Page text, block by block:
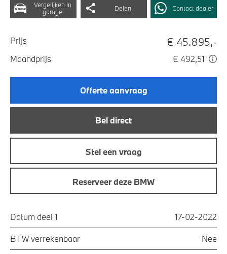
Vergelijken in
garage
Delen Contact dealer
Prijs € 45.895,-
Maandprijs € 492,51
Offerte aanvraag
Bel direct
Stel een vraag
Reserveer deze BMW
Datum deel 1 17-02-2022
BTW verrekenbaar Nee